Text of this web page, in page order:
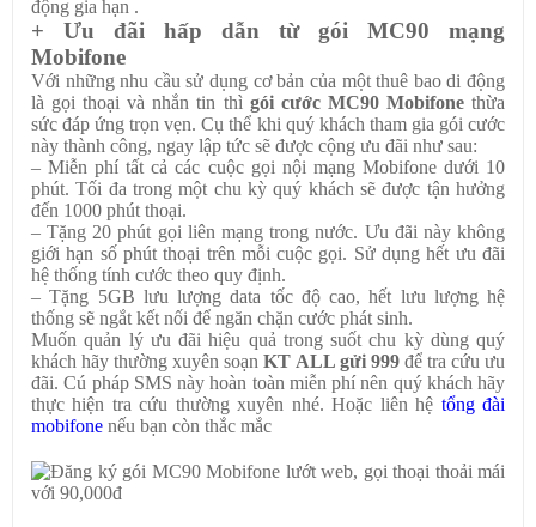
động gia hạn .
+ Ưu đãi hấp dẫn từ gói MC90 mạng
Mobifone
Với những nhu cầu sử dụng cơ bản của một thuê bao di động
là gọi thoại và nhắn tin thì gói cước MC90 Mobifonethừa
sức đáp ứng trọn vẹn. Cụ thể khi quý khách tham gia gói cước
này thành công, ngay lập tức sẽ được cộng ưu đãi như sau:
– Miễn phí tất cả các cuộc gọi nội mạng Mobifone dưới 10
phút. Tối đa trong một chu kỳ quý khách sẽ được tận hưởng
đến 1000 phút thoại.
– Tặng 20 phút gọi liên mạng trong nước. Ưu đãi này không
giới hạn số phút thoại trên mỗi cuộc gọi. Sử dụng hết ưu đãi
hệ thống tính cước theo quy định.
– Tặng 5GB lưu lượng data tốc độ cao, hết lưu lượng hệ
thống sẽ ngắt kết nối để ngăn chặn cước phát sinh.
Muốn quản lý ưu đãi hiệu quả trong suốt chu kỳ dùng quý
khách hãy thường xuyên soạnKT ALL gửi 999để tra cứu ưu
đãi. Cú pháp SMS này hoàn toàn miễn phí nên quý khách hãy
thực hiện tra cứu thường xuyên nhé. Hoặc liên hệ tổng đài
mobifone nếu bạn còn thắc mắc